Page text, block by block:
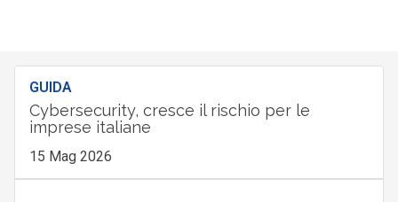
GUIDA
Cybersecurity, cresce il rischio per le
imprese italiane
15 Mag 2026